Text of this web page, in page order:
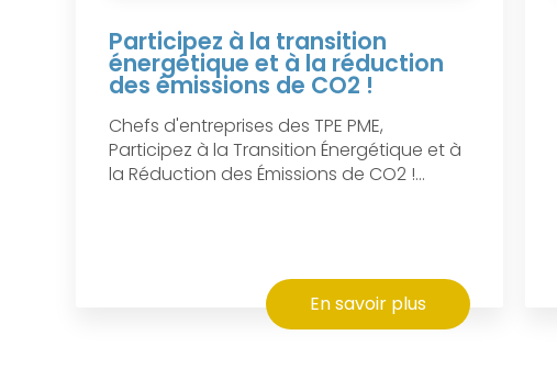
Participez à la transition
énergétique et à la réduction
des émissions de CO2 !
Chefs d'entreprises des TPE PME,
Participez à la Transition Énergétique et à
la Réduction des Émissions de CO2 !...
En savoir plus